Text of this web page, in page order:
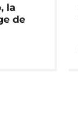
la
de